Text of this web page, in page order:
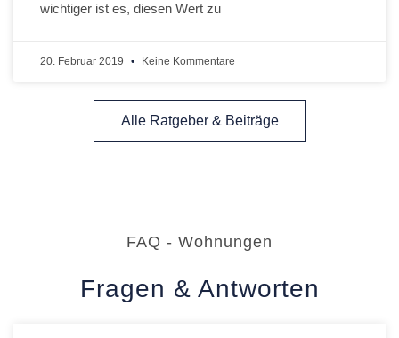
wichtiger ist es, diesen Wert zu
20. Februar 2019 Keine Kommentare
Alle Ratgeber & Beiträge
FAQ - Wohnungen
Fragen & Antworten